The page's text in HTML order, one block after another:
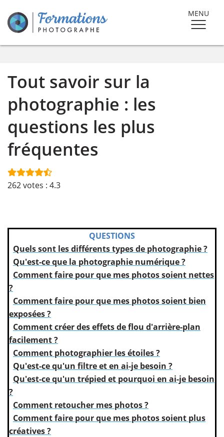
MENU
Tout savoir sur la
photographie : les
questions les plus
fréquentes
262votes : 4.3
QUESTIONS
Quels sont les différents types de photographie ?
Qu'est-ce que la photographie numérique ?
Comment faire pour que mes photos soient nettes
?
Comment faire pour que mes photos soient bien
exposées ?
Comment créer des effets de flou d'arrière-plan
facilement ?
Comment photographier les étoiles ?
Qu'est-ce qu'un filtre et en ai-je besoin ?
Qu'est-ce qu'un trépied et pourquoi en ai-je besoin
?
Comment retoucher mes photos ?
Comment faire pour que mes photos soient plus
créatives ?